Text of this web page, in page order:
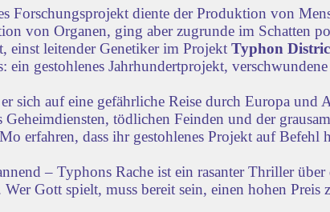
Forschungsprojekt diente der Produktion von
von Organen, ging aber zugrunde im Schatten
einst leitender Genetiker im ProjektTyphon
ein gestohlenes Jahrhundertprojekt,
sich auf eine gefährliche Reise durch Europa
tödlichen Feinden und der
erfahren, dass ihr gestohlenes Projekt auf
– Typhons Rache ist ein rasanter Thriller
Gott spielt, muss bereit sein, einen hohen Preis